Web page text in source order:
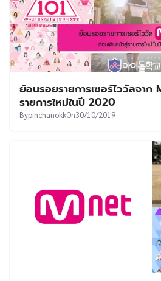
ย้อนรอยรายการเซอร์ไววัลจา
รายการใหม่ในปี 2020
BypinchanokkOn30/10/2019